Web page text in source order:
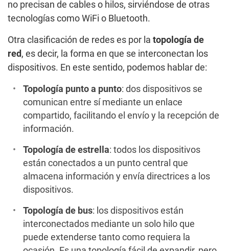
no precisan de cables o hilos, sirviéndose de otras
tecnologías como WiFi o Bluetooth.
Otra clasificación de redes es por la topología de
red , es decir, la forma en que se interconectan los
dispositivos. En este sentido, podemos hablar de:
Topología punto a punto: dos dispositivos se
comunican entre sí mediante un enlace
compartido, facilitando el envío y la recepción de
información.
Topología de estrella: todos los dispositivos
están conectados a un punto central que
almacena información y envía directrices a los
dispositivos.
Topología de bus: los dispositivos están
interconectados mediante un solo hilo que
puede extenderse tanto como requiera la